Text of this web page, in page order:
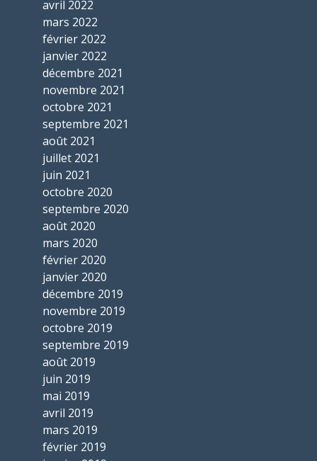
avril 2022
mars 2022
février 2022
janvier 2022
décembre 2021
novembre 2021
octobre 2021
septembre 2021
août 2021
juillet 2021
juin 2021
octobre 2020
septembre 2020
août 2020
mars 2020
février 2020
janvier 2020
décembre 2019
novembre 2019
octobre 2019
septembre 2019
août 2019
juin 2019
mai 2019
avril 2019
mars 2019
février 2019